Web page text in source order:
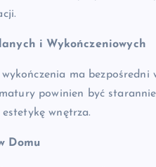
i Wykończeniowych
ma
powinien być
wnętrza.
Domu